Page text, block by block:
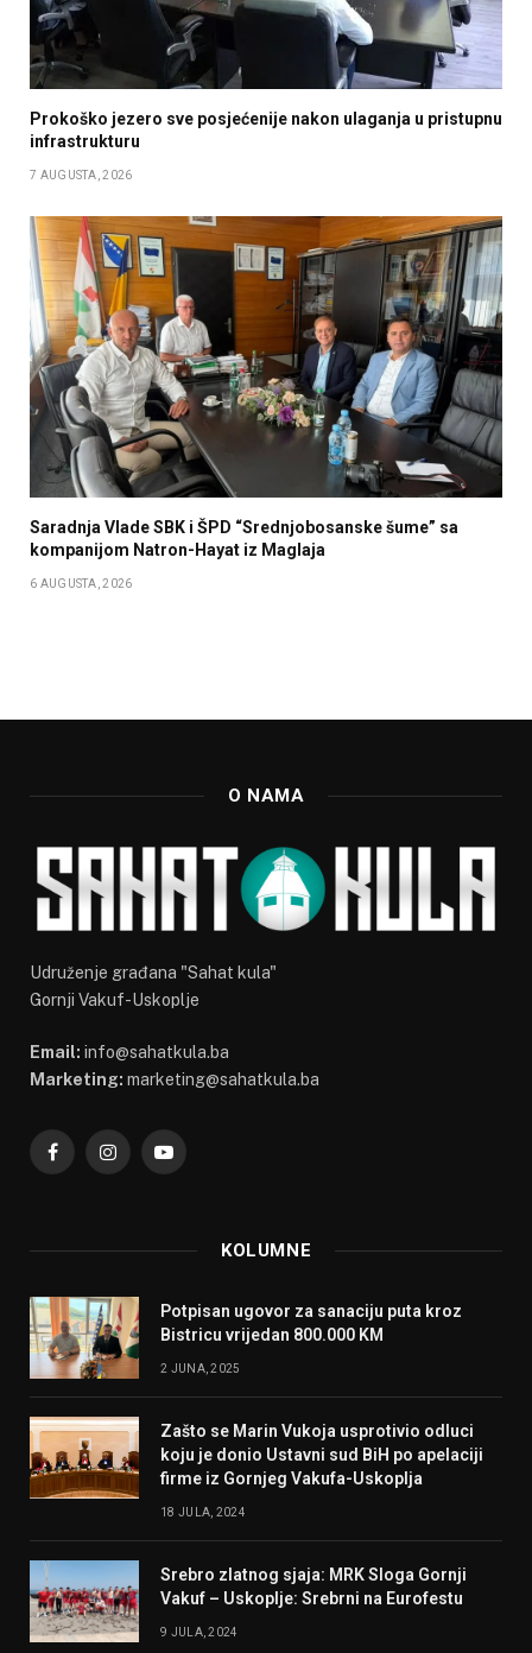
Prokoško jezero sve posjećenije nakon ulaganja u pristupnu
infrastrukturu
7 AUGUSTA, 2026
Saradnja Vlade SBK i ŠPD “Srednjobosanske šume” sa
kompanijom Natron-Hayat iz Maglaja
6 AUGUSTA, 2026
O NAMA
Udruženje građana "Sahat kula"
Gornji Vakuf-Uskoplje
Email: info@sahatkula.ba
Marketing: marketing@sahatkula.ba
FacebookInstagramYouTube
KOLUMNE
Potpisan ugovor za sanaciju puta kroz
Bistricu vrijedan 800.000 KM
2 JUNA, 2025
Zašto se Marin Vukoja usprotivio odluci
koju je donio Ustavni sud BiH po apelaciji
firme iz Gornjeg Vakufa-Uskoplja
18 JULA, 2024
Srebro zlatnog sjaja: MRK Sloga Gornji
Vakuf – Uskoplje: Srebrni na Eurofestu
9 JULA, 2024